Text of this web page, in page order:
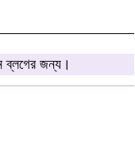
ব্লগের জন্য।